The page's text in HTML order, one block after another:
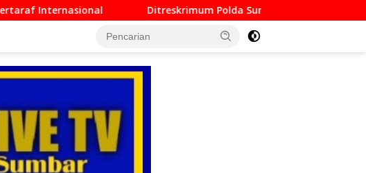
Ditreskrimum Polda Sumbar Lampaui Target, Operasi Pekat dan Sikat